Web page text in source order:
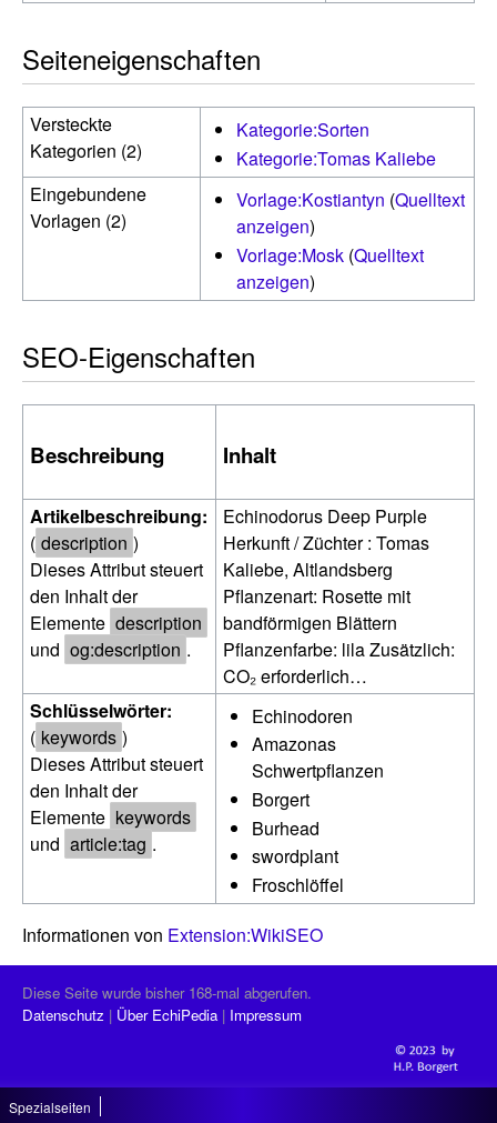
Seiteneigenschaften
Versteckte
Kategorien (2)
Kategorie:Sorten
Kategorie:Tomas Kaliebe
Eingebundene
Vorlagen (2)
Vorlage:Kostiantyn (Quelltext
anzeigen)
Vorlage:Mosk(Quelltext
anzeigen)
SEO-Eigenschaften
Beschreibung Inhalt
Artikelbeschreibung:
( description )
Dieses Attribut steuert
den Inhalt der
Elemente description
und og:description .
Echinodorus Deep Purple
Herkunft / Züchter : Tomas
Kaliebe, Altlandsberg
Pflanzenart: Rosette mit
bandförmigen Blättern
Pflanzenfarbe: lila Zusätzlich:
CO₂ erforderlich…
Schlüsselwörter:
( keywords )
Dieses Attribut steuert
den Inhalt der
Elemente keywords
und article:tag .
Echinodoren
Amazonas
Schwertpflanzen
Borgert
Burhead
swordplant
Froschlöffel
Informationen von Extension:WikiSEO
Diese Seite wurde bisher 168-mal abgerufen.
Datenschutz
Über EchiPedia Impressum
Spezialseiten